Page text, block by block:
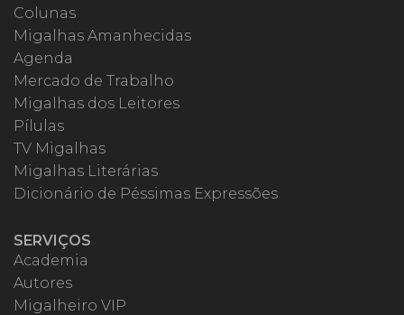
Colunas
Migalhas Amanhecidas
Agenda
Mercado de Trabalho
Migalhas dos Leitores
Pílulas
TV Migalhas
Migalhas Literárias
Dicionário de Péssimas Expressões
SERVIÇOS
Academia
Autores
Migalheiro VIP